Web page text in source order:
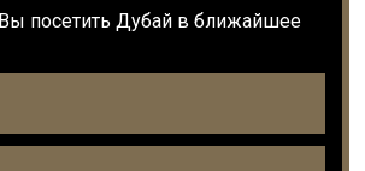
посетить Дубай в ближайшее